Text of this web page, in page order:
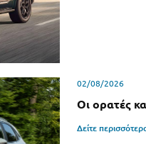
02/08/2026
Οι ορατές
Δείτε